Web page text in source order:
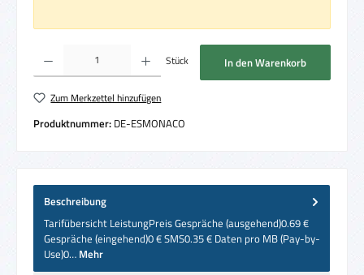
Produkt Anzahl: Gib den gewünschten Wert ein oder benutze die Schaltflächen um
Stück In den Warenkorb
Zum Merkzettel hinzufügen
Produktnummer: DE-ESMONACO
Beschreibung
Tarifübersicht LeistungPreis Gespräche (ausgehend)0.69 €
Gespräche (eingehend)0 € SMS0.35 € Daten pro MB (Pay-by-
Use)0… Mehr